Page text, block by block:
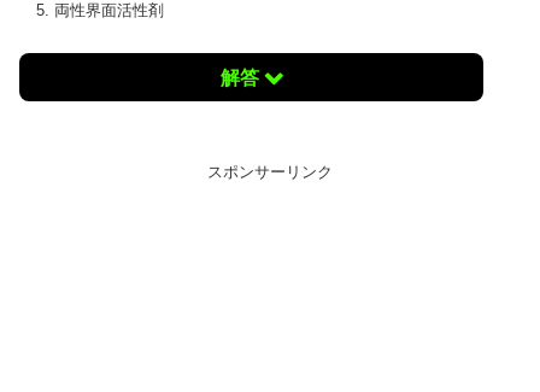
両性界面活性剤
解答
スポンサーリンク